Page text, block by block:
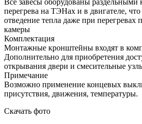
перегрева на ТЭНах и в двигателе,
отведение тепла даже при перегревах
камеры
Комплектация
Монтажные кронштейны входят в
Дополнительно для приобретения
открывания двери и смесительные
Примечание
Возможно применение концевых
присутствия, движения, температуры.
Скачать фото